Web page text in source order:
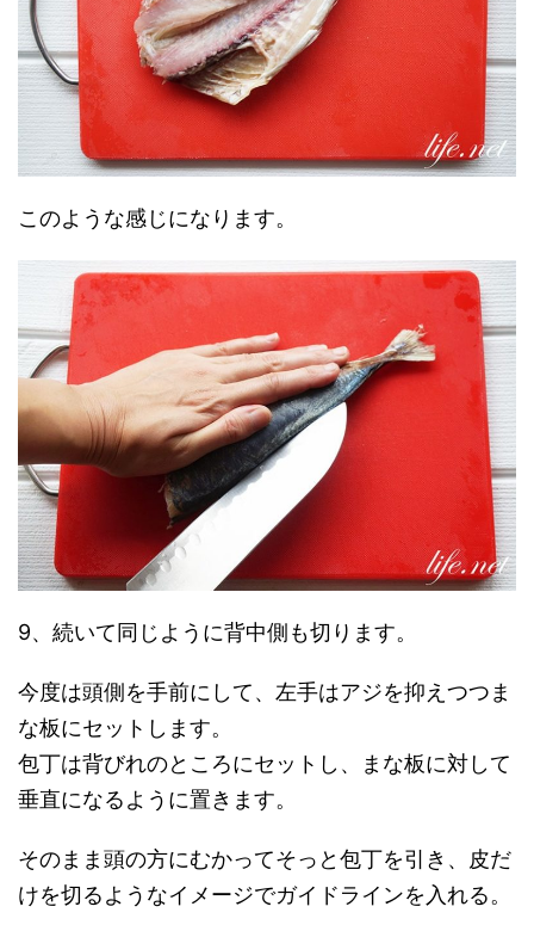
このような感じになります。
9、続いて同じように背中側も切ります。
今度は頭側を手前にして、左手はアジを抑えつつま
な板にセットします。
包丁は背びれのところにセットし、まな板に対して
垂直になるように置きます。
そのまま頭の方にむかってそっと包丁を引き、皮だ
けを切るようなイメージでガイドラインを入れる。